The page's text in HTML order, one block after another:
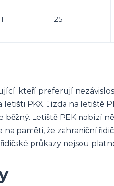
25
kteří preferují
letišti PKX. Jízda na letiště
běžný. Letiště PEK nabízí
paměti, že zahraniční
průkazy nejsou